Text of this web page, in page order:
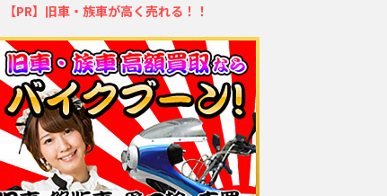
【PR】旧車・族車が高く売れる！！